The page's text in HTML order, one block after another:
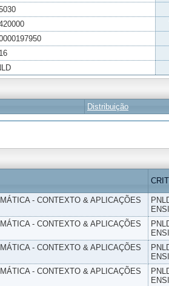
Distribuição
- CONTEXTO & APLICAÇÕES
- CONTEXTO & APLICAÇÕES
- CONTEXTO & APLICAÇÕES
- CONTEXTO & APLICAÇÕES